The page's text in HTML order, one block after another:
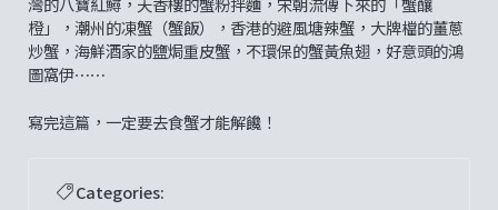
橙」，潮州的凍蟹（蟹飯），香港的避風塘辣蟹，大牌檔的薑蔥
炒蟹，海鮮酒家的鹽焗重皮蟹，不環保的蟹黃魚翅，好意頭的鴻
圖窩伊⋯⋯
寫完這篇，一定要去食蟹才能解饞！
Categories: